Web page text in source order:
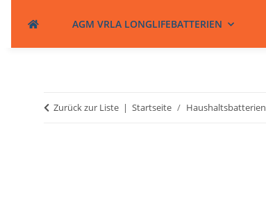
AGM VRLA LONGLIFEBATTERIEN
Zurück zur Liste Startseite Haushaltsbatterien